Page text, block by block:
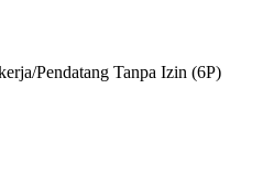
Pendatang Tanpa Izin (6P)